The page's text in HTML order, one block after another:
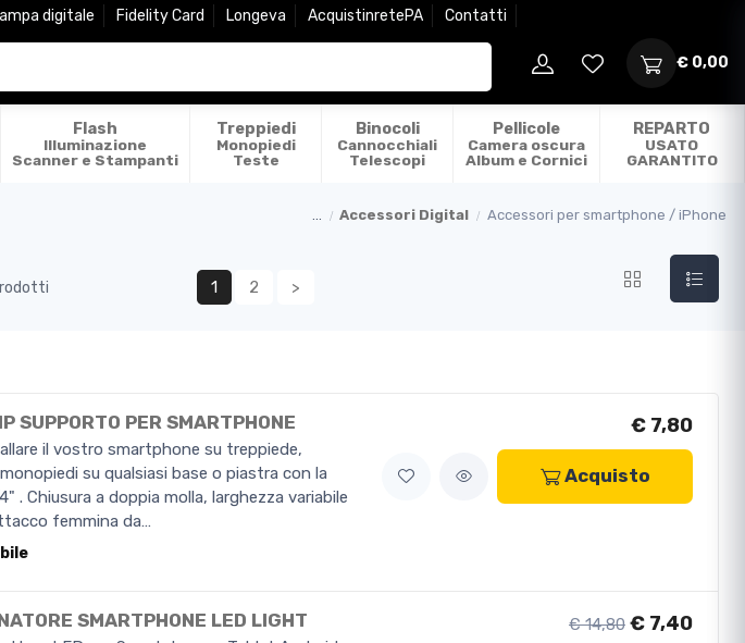
digitale Fidelity Card Longeva AcquistinretePA Contatti
€ 0,00
Flash
Illuminazione
Scanner e Stampanti
Treppiedi
Monopiedi
Teste
Binocoli
Cannocchiali
Telescopi
Pellicole
Camera oscura
Album e Cornici
REPARTO
USATO
GARANTITO
Accessori Digital Accessori per smartphone / iPhone
1 2 >
SUPPORTO PER SMARTPHONE
il vostro smartphone su treppiede,
su qualsiasi base o piastra con la
. Chiusura a doppia molla, larghezza variabile
femmina da…
€ 7,80
Acquisto
SMARTPHONE LED LIGHT € 14,80 € 7,40